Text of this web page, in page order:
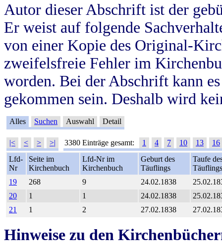
Autor dieser Abschrift ist der
Er weist auf folgende
von einer Kopie des Original-
zweifelsfreie Fehler im
worden. Bei der Abschrift kann
gekommen sein. Deshalb wird
Alles Suchen Auswahl Detail
|< < > >| 3380 Einträge gesamt: 1 4 7 10 13
16
Lfd-
Nr
Seite im
Kirchenbuch
Lfd-Nr im
Kirchenbuch
Geburt des
Täuflings
Taufe
Täuflings
19
268 9 24.02.1838
20
1 1 24.02.1838
21
1 2 27.02.1838
Hinweise zu den